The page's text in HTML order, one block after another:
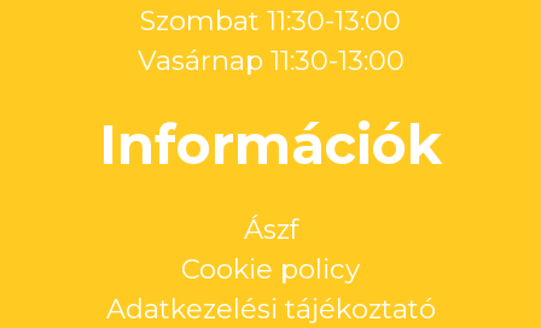
Szombat 11:30-13:00
Vasárnap 11:30-13:00
Információk
Ászf
Cookie policy
Adatkezelési tájékoztató